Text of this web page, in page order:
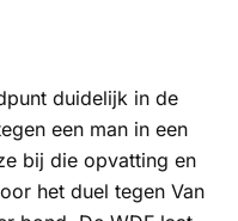
duidelijk in de
een man in een
bij die opvatting en
het duel tegen Van